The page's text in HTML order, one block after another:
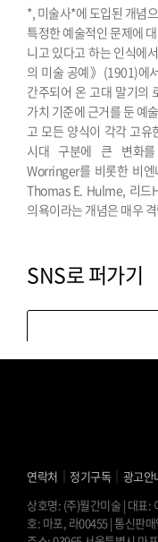
*, 미술사*에 도입된 개념
특정한 예술적인 문제에
니고 있다고 하는 인식에
의 미술 공예》(1901)에
간주되어 온 고대 말기의
가치 기준에 근거를 둔 예
고 모든 양식이 각각 고유
시대 구분에 큰 변화
Worringer를 비롯한 비
Thomas E. Hulme, 리드
의욕이라는 개념은 매우
SNS로 퍼가기
연락처 ｜ 정기구독 ｜ 광고안
상호명: (주)월간미술 | 대표:
호: 마포, 라00455 | 통신판